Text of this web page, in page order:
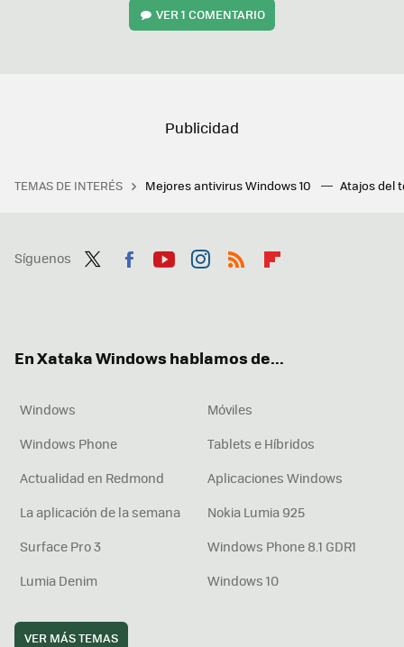
VER1 COMENTARIO
TEMAS DE INTERÉS Mejores antivirus Windows 10 Atajos del
Síguenos
En Xataka Windows hablamos de...
Windows
Móviles
Windows Phone
Tablets e Híbridos
Actualidad en Redmond
Aplicaciones Windows
La aplicación de la semana
Nokia Lumia 925
Surface Pro 3
Windows Phone 8.1 GDR1
Lumia Denim
Windows 10
VER MÁS TEMAS